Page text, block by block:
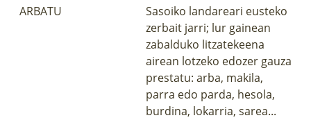
ARBATU
Sasoiko landareari eusteko
zerbait jarri; lur gainean
zabalduko litzatekeena
airean lotzeko edozer gauza
prestatu: arba, makila,
parra edo parda, hesola,
burdina, lokarria, sarea...